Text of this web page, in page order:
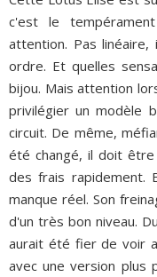
c'est le
attention. Pas
ordre. Et quelles
bijou. Mais attention
privilégier un modèle
circuit. De même,
été changé, il doit
des frais rapidement.
manque réel. Son
d'un très bon niveau.
aurait été fier de voir
avec une version plus